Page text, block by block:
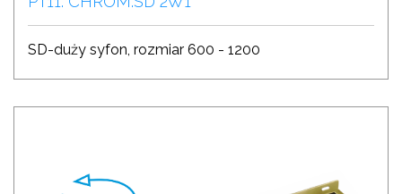
SD-duży syfon, rozmiar 600 - 1200